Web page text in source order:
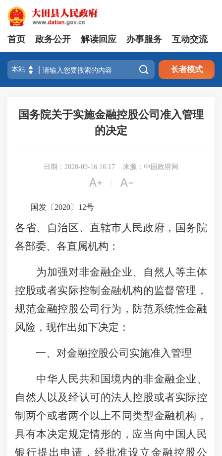
首页 政务公开 解读回应 办事服务 互动交流
 长者模式
国务院关于实施金融控股公司准入管理
的决定
日期：2020-09-16 16:17 来源：中国政府网
 
国发〔2020〕12号
各省、自治区、直辖市人民政府，国务院
各部委、各直属机构：
为加强对非金融企业、自然人等主体
控股或者实际控制金融机构的监督管理，
规范金融控股公司行为，防范系统性金融
风险，现作出如下决定：
一、对金融控股公司实施准入管理
中华人民共和国境内的非金融企业、
自然人以及经认可的法人控股或者实际控
制两个或者两个以上不同类型金融机构，
具有本决定规定情形的，应当向中国人民
银行提出申请，经批准设立金融控股公